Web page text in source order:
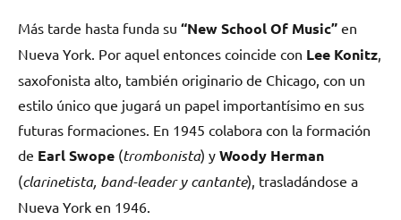
Más tarde hasta funda su “New School Of Music” en
Nueva York. Por aquel entonces coincide con Lee Konitz
saxofonista alto, también originario de Chicago, con un
estilo único que jugará un papel importantísimo en sus
futuras formaciones. En 1945 colabora con la formación
de Earl Swope (trombonista) y Woody Herman
(clarinetista, band-leader y cantante), trasladándose a
Nueva York en 1946.